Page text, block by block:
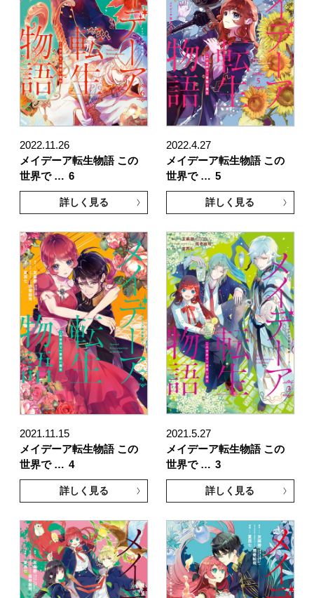
2022.11.26
メイデーア転生物語 この
世界で … 6
詳しく見る
2022.4.27
メイデーア転生物語 この
世界で … 5
詳しく見る
2021.11.15
メイデーア転生物語 この
世界で … 4
詳しく見る
2021.5.27
メイデーア転生物語 この
世界で … 3
詳しく見る